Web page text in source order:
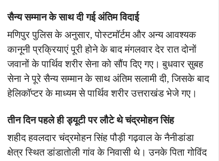
सैन्य सम्मान के साथ दी गई अंतिम विदाई
मणिपुर पुलिस के अनुसार, पोस्टमॉर्टम और अन्य आवश्यक
कानूनी प्रक्रियाएं पूरी होने के बाद मंगलवार देर रात दोनों
जवानों के पार्थिव शरीर सेना को सौंप दिए गए। बुधवार सुबह
सेना ने पूरे सैन्य सम्मान के साथ अंतिम सलामी दी, जिसके बाद
हेलिकॉप्टर के माध्यम से पार्थिव शरीर उत्तराखंड भेजे गए।
तीन दिन पहले ही ड्यूटी पर लौटे थे चंद्रमोहन सिंह
शहीद हवलदार चंद्रमोहन सिंह पौड़ी गढ़वाल के नैनीडांडा
क्षेत्र स्थित डांडातोली गांव के निवासी थे। उनके पिता गोविंद